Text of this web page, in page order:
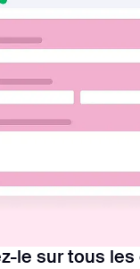
le sur tous les